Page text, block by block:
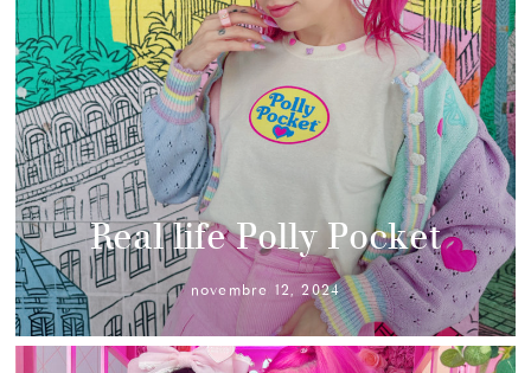
Real life Polly Pocket
novembre 12, 2024